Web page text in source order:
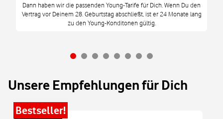
Dann haben wir die passenden Young-Tarife für Dich. Wenn Du den
Vertrag vor Deinem 28. Geburtstag abschließt, ist er 24 Monate lang
zu den Young-Konditonen gültig.
Unsere Empfehlungen für Dich
Bestseller!